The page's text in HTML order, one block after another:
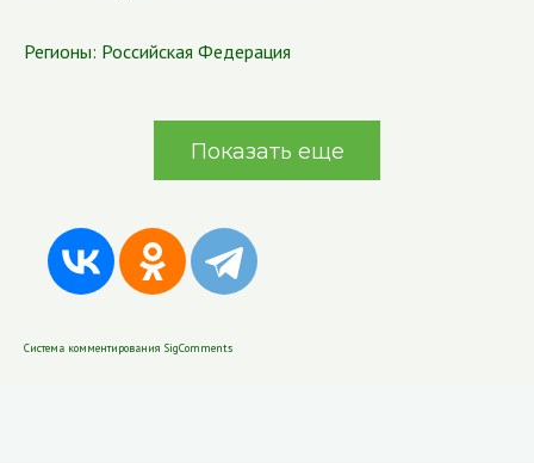
Регионы: Российская Федерация
Показать еще
Система комментирования SigComments